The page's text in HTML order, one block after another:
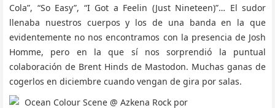
Cola”, “So Easy”, “I Got a Feelin (Just Nineteen)”… El sudor
llenaba nuestros cuerpos y los de una banda en la que
evidentemente no nos encontramos con la presencia de Josh
Homme, pero en la que sí nos sorprendió la puntual
colaboración de Brent Hinds de Mastodon. Muchas ganas de
cogerlos en diciembre cuando vengan de gira por salas.